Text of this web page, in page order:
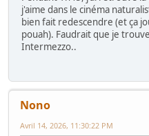
j'aime dans le cinéma
bien fait redescendre (et ça
pouah). Faudrait que je
Intermezzo..
Nono
Avril 14, 2026, 11:30:22 PM